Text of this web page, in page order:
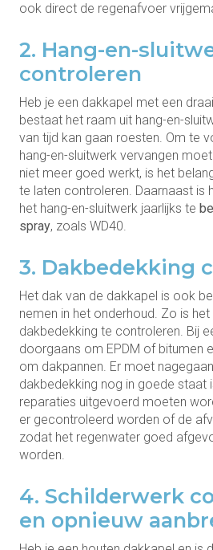
ook direct de regenafvoer
2. Hang-en-
controleren
Heb je een dakkapel met een
bestaat het raam uit hang-en-
van tijd kan gaan roesten. Om te
hang-en-sluitwerk vervangen
niet meer goed werkt, is het
te laten controleren. Daarnaast is
het hang-en-sluitwerk jaarlijks te
spray, zoals WD40.
3. Dakbedekking
Het dak van de dakkapel is ook
nemen in het onderhoud. Zo is
dakbedekking te controleren. Bij
doorgaans om EPDM of bitumen
om dakpannen. Er moet
dakbedekking nog in goede staat
reparaties uitgevoerd moeten
er gecontroleerd worden of de
zodat het regenwater goed
worden.
4. Schilderwerk
en opnieuw